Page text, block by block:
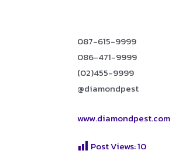
087-615-9999
086-471-9999
(02)455-9999
@diamondpest
www.diamondpest.com
Post Views:10